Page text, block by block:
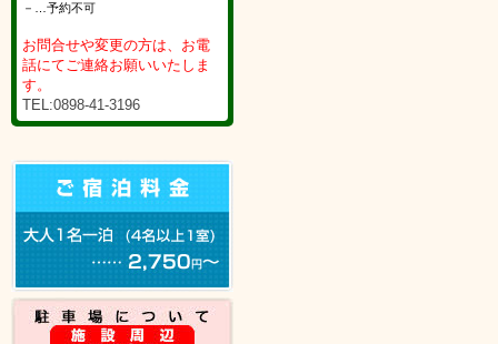
－…予約不可
お問合せや変更の方は、お電
話にてご連絡お願いいたしま
す。
TEL:0898-41-3196